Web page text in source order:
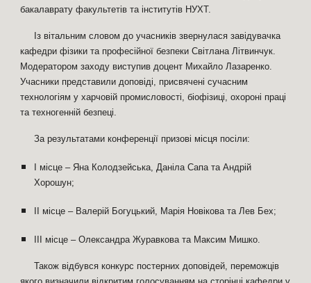
бакалаврату факультетів та інститутів НУХТ.
Із вітальним словом до учасників звернулася завідувачка
кафедри фізики та професійної безпеки Світлана Літвинчук.
Модератором заходу виступив доцент Михайло Лазаренко.
Учасники представили доповіді, присвячені сучасним
технологіям у харчовій промисловості, біофізиці, охороні праці
та техногенній безпеці.
За результатами конференції призові місця посіли:
І місце – Яна Колодзейська, Даніла Сапа та Андрій
Хорошун;
ІІ місце – Валерій Богуцький, Марія Новікова та Лев Бех;
ІІІ місце – Олександра Журавкова та Максим Мишко.
Також відбувся конкурс постерних доповідей, переможців